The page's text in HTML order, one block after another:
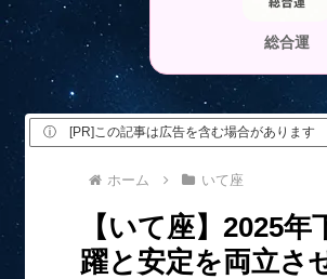
総合運
ⓘ [PR]この記事は広告を含む場合があります
ホーム いて座
【いて座】2025
躍と安定を両立さ